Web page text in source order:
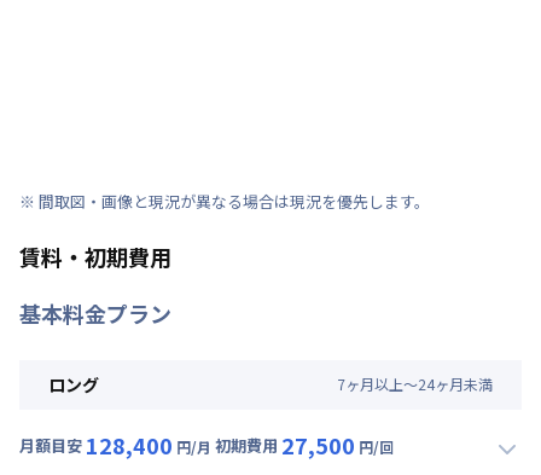
※ 間取図・画像と現況が異なる場合は現況を優先します。
賃料・初期費用
基本料金プラン
ロング 7ヶ月以上～24ヶ月未満
月額目安 128,400 円/月 初期費用 27,500 円/回